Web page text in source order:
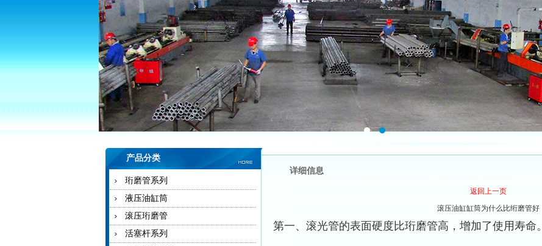
产品分类
珩磨管系列
液压油缸筒
滚压珩磨管
活塞杆系列
详细信息
返回上一页
滚压油缸缸筒为什么比绗磨管好
第一、滚光管的表面硬度比珩磨管高，增加了使用寿命。